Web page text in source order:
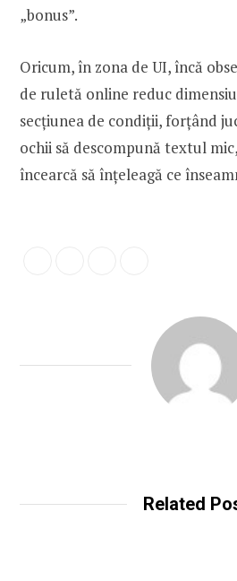
„bonus”.
Oricum, în zona de UI, încă
de ruletă online reduc
secțiunea de condiții, forțând
ochii să descompună textul
încearcă să înțeleagă ce
Related